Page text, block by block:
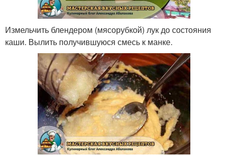
Измельчить блендером (мясорубкой) лук до состояния
каши. Вылить получившуюся смесь к манке.